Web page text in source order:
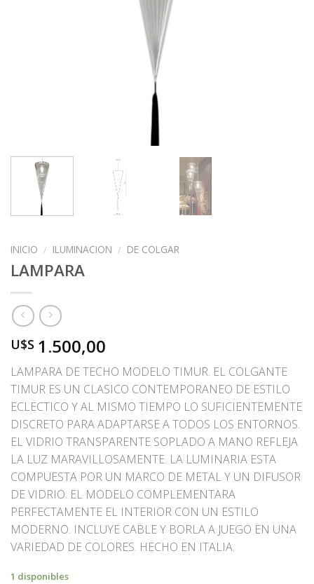
INICIO / ILUMINACION / DE COLGAR
LAMPARA
U$S 1.500,00
LAMPARA DE TECHO MODELO TIMUR. EL COLGANTE
TIMUR ES UN CLASICO CONTEMPORANEO DE ESTILO
ECLECTICO Y AL MISMO TIEMPO LO SUFICIENTEMENTE
DISCRETO PARA ADAPTARSE A TODOS LOS ENTORNOS.
EL VIDRIO TRANSPARENTE SOPLADO A MANO REFLEJA
LA LUZ MARAVILLOSAMENTE. LA LUMINARIA ESTA
COMPUESTA POR UN MARCO DE METAL Y UN DIFUSOR
DE VIDRIO. EL MODELO COMPLEMENTARA
PERFECTAMENTE EL INTERIOR CON UN ESTILO
MODERNO. INCLUYE CABLE Y BORLA A JUEGO EN UNA
VARIEDAD DE COLORES. HECHO EN ITALIA.
1 disponibles